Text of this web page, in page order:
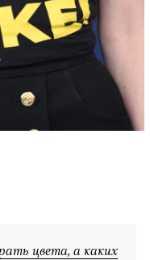
цвета, а каких